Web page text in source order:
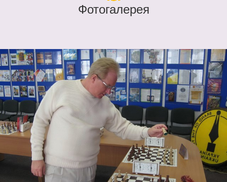
Фотогалерея